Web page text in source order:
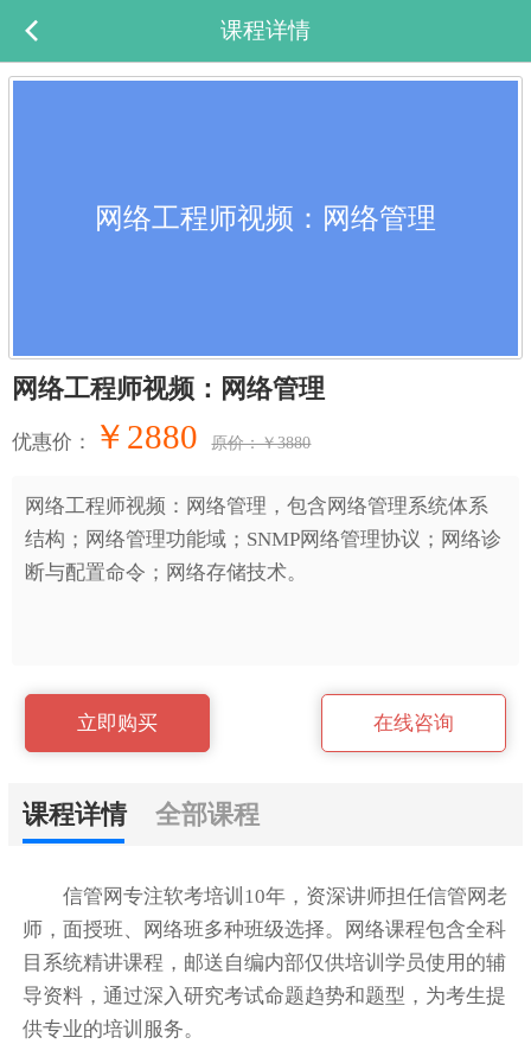
课程详情
网络工程师视频：网络管理
网络工程师视频：网络管理
优惠价： ￥2880 原价：￥3880
网络工程师视频：网络管理，包含网络管理系统体系
结构；网络管理功能域；SNMP网络管理协议；网络诊
断与配置命令；网络存储技术。
立即购买 在线咨询
课程详情 全部课程
信管网专注软考培训10年，资深讲师担任信管网老
师，面授班、网络班多种班级选择。网络课程包含全科
目系统精讲课程，邮送自编内部仅供培训学员使用的辅
导资料，通过深入研究考试命题趋势和题型，为考生提
供专业的培训服务。